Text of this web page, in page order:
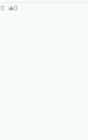
0 0